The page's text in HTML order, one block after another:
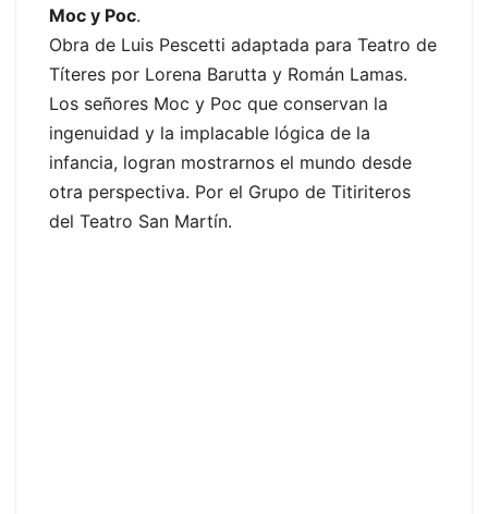
Moc y Poc.
Obra de Luis Pescetti adaptada para Teatro de
Títeres por Lorena Barutta y Román Lamas.
Los señores Moc y Poc que conservan la
ingenuidad y la implacable lógica de la
infancia, logran mostrarnos el mundo desde
otra perspectiva. Por el Grupo de Titiriteros
del Teatro San Martín.